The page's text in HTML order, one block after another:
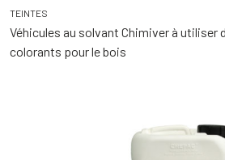
TEINTES
Véhicules au solvant Chimiver à utiliser
colorants pour le bois